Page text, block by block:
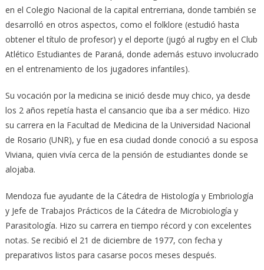
en el Colegio Nacional de la capital entrerriana, donde también se
desarrolló en otros aspectos, como el folklore (estudió hasta
obtener el título de profesor) y el deporte (jugó al rugby en el Club
Atlético Estudiantes de Paraná, donde además estuvo involucrado
en el entrenamiento de los jugadores infantiles).
Su vocación por la medicina se inició desde muy chico, ya desde
los 2 años repetía hasta el cansancio que iba a ser médico. Hizo
su carrera en la Facultad de Medicina de la Universidad Nacional
de Rosario (UNR), y fue en esa ciudad donde conoció a su esposa
Viviana, quien vivía cerca de la pensión de estudiantes donde se
alojaba.
Mendoza fue ayudante de la Cátedra de Histología y Embriología
y Jefe de Trabajos Prácticos de la Cátedra de Microbiología y
Parasitología. Hizo su carrera en tiempo récord y con excelentes
notas. Se recibió el 21 de diciembre de 1977, con fecha y
preparativos listos para casarse pocos meses después.